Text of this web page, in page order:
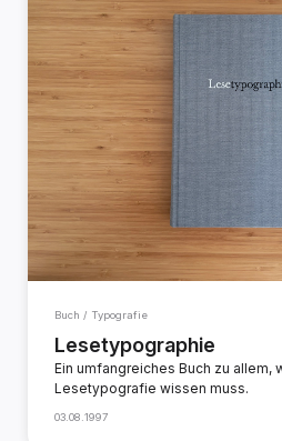
Buch / Typografie
Lesetypographie
Ein umfangreiches Buch zu allem,
Lesetypografie wissen muss.
03.08.1997